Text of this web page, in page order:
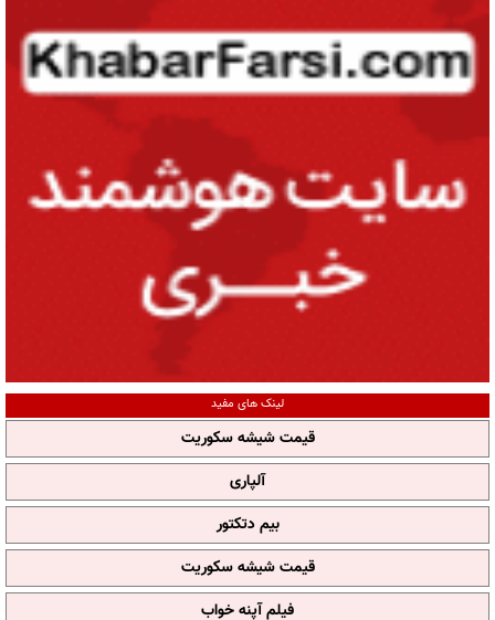
لینک های مفید
قیمت شیشه سکوریت
آلپاری
بیم دتکتور
قیمت شیشه سکوریت
فیلم آپنه خواب